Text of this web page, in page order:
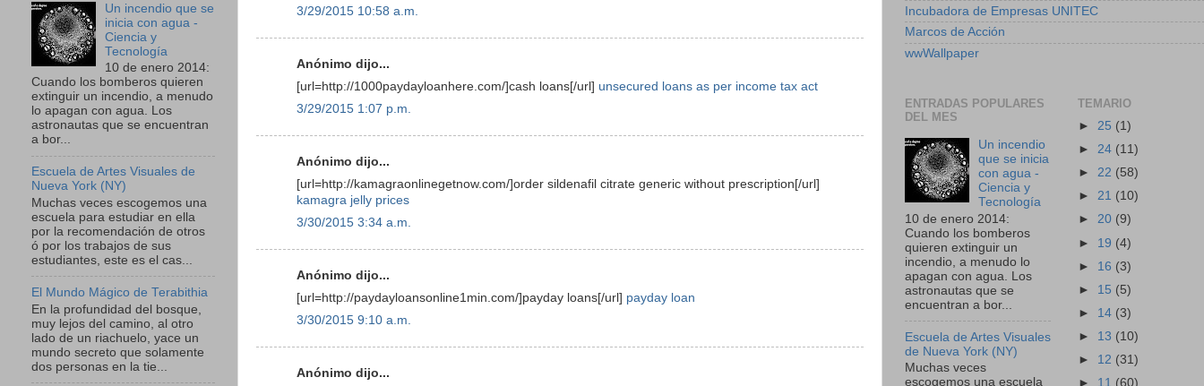
3/29/2015 10:58 a.m.
Anónimo dijo...
[url=http://1000paydayloanhere.com/]cash loans[/url] unsecured loans as per income tax act
3/29/2015 1:07 p.m.
Anónimo dijo...
[url=http://kamagraonlinegetnow.com/]order sildenafil citrate generic without prescription[/url]
kamagra jelly prices
3/30/2015 3:34 a.m.
Anónimo dijo...
[url=http://paydayloansonline1min.com/]payday loans[/url] payday loan
3/30/2015 9:10 a.m.
Anónimo dijo...
Un incendio que se
inicia con agua -
Ciencia y
Tecnología
10 de enero 2014:
Cuando los bomberos quieren
extinguir un incendio, a menudo
lo apagan con agua. Los
astronautas que se encuentran
a bor...
Escuela de Artes Visuales de
Nueva York (NY)
Muchas veces escogemos una
escuela para estudiar en ella
por la recomendación de otros
ó por los trabajos de sus
estudiantes, este es el cas...
El Mundo Mágico de Terabithia
En la profundidad del bosque,
muy lejos del camino, al otro
lado de un riachuelo, yace un
mundo secreto que solamente
dos personas en la tie...
Incubadora de Empresas UNITEC
Marcos de Acción
wwWallpaper
ENTRADAS POPULARES
DEL MES
Un incendio
que se inicia
con agua -
Ciencia y
Tecnología
10 de enero 2014:
Cuando los bomberos
quieren extinguir un
incendio, a menudo lo
apagan con agua. Los
astronautas que se
encuentran a bor...
Escuela de Artes Visuales
de Nueva York (NY)
Muchas veces
escogemos una escuela
TEMARIO
► 25 (1)
► 24 (11)
► 22 (58)
► 21 (10)
► 20 (9)
► 19 (4)
► 16 (3)
► 15 (5)
► 14 (3)
► 13 (10)
► 12 (31)
► 11 (60)